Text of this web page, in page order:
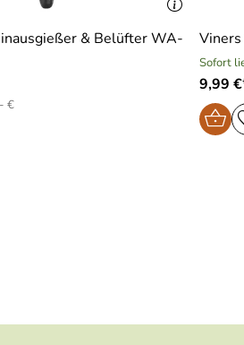
& Belüfter WA-
€
Sofort
9,99